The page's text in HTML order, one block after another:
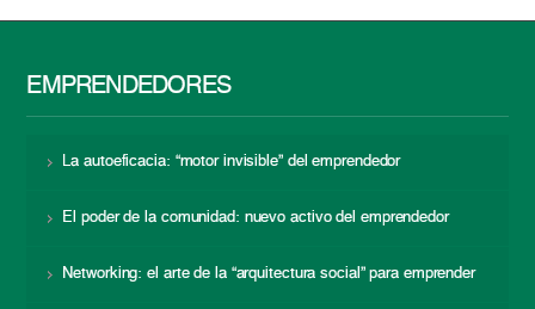
EMPRENDEDORES
La autoeficacia: “motor invisible” del emprendedor
El poder de la comunidad: nuevo activo del emprendedor
Networking: el arte de la “arquitectura social” para emprender